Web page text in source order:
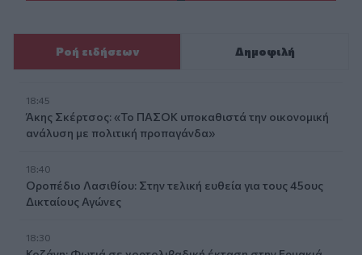
Ροή ειδήσεων Δημοφιλή
18:45
Άκης Σκέρτσος: «Το ΠΑΣΟΚ υποκαθιστά την οικονομική
ανάλυση με πολιτική προπαγάνδα»
18:40
Οροπέδιο Λασιθίου: Στην τελική ευθεία για τους 45ους
Δικταίους Αγώνες
18:30